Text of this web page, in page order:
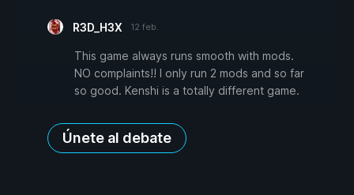
R3D_H3X 12 feb.
This game always runs smooth with mods.
NO complaints!! I only run 2 mods and so far
so good. Kenshi is a totally different game.
Únete al debate